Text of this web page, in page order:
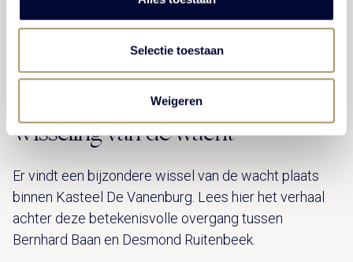
Selectie toestaan
Weigeren
Wisseling van de wacht
Er vindt een bijzondere wissel van de wacht plaats
binnen Kasteel De Vanenburg. Lees hier het verhaal
achter deze betekenisvolle overgang tussen
Bernhard Baan en Desmond Ruitenbeek.